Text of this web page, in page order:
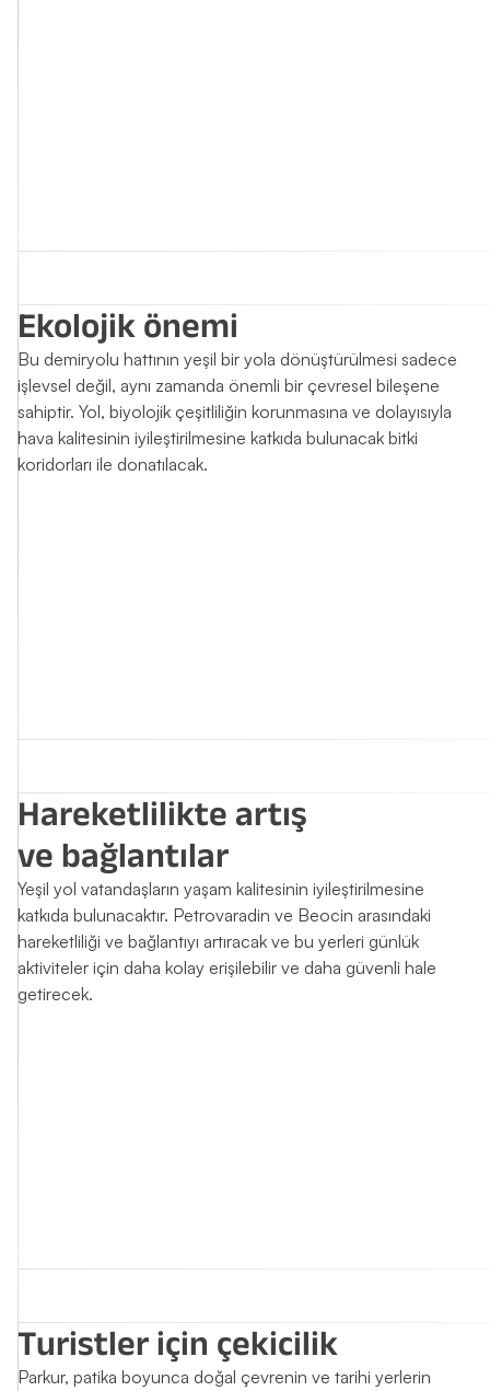
Ekolojik önemi
Bu demiryolu hattının yeşil bir yola dönüştürülmesi sadece
işlevsel değil, aynı zamanda önemli bir çevresel bileşene
sahiptir. Yol, biyolojik çeşitliliğin korunmasına ve dolayısıyla
hava kalitesinin iyileştirilmesine katkıda bulunacak bitki
koridorları ile donatılacak.
Hareketlilikte artış
ve bağlantılar
Yeşil yol vatandaşların yaşam kalitesinin iyileştirilmesine
katkıda bulunacaktır. Petrovaradin ve Beocin arasındaki
hareketliliği ve bağlantıyı artıracak ve bu yerleri günlük
aktiviteler için daha kolay erişilebilir ve daha güvenli hale
getirecek.
Turistler için çekicilik
Parkur, patika boyunca doğal çevrenin ve tarihi yerlerin